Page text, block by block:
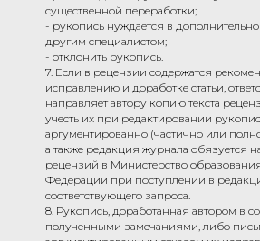
существенной переработки;
- рукопись нуждается в
другим специалистом;
- отклонить рукопись.
7. Если в рецензии содержатся
исправлению и доработке статьи,
направляет автору копию текста
учесть их при редактировании
аргументированно (частично или
а также редакция журнала обязуется
рецензий в Министерство
Федерации при поступлении в
соответствующего запроса.
8. Рукопись, доработанная автором в
полученными замечаниями, либо